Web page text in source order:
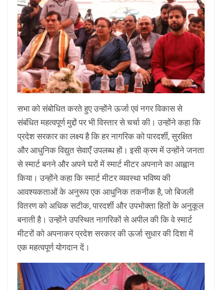
सभा को संबोधित करते हुए उन्होंने ऊर्जा एवं नगर विकास से
संबंधित महत्वपूर्ण मुद्दों पर भी विस्तार से चर्चा की। उन्होंने कहा कि
प्रदेश सरकार का लक्ष्य है कि हर नागरिक को पारदर्शी, सुरक्षित
और आधुनिक विद्युत सेवाएँ उपलब्ध हों। इसी क्रम में उन्होंने जनता
से स्मार्ट बनने और अपने घरों में स्मार्ट मीटर अपनाने का आह्वान
किया। उन्होंने कहा कि स्मार्ट मीटर व्यवस्था भविष्य की
आवश्यकताओं के अनुरूप एक आधुनिक तकनीक है, जो बिजली
वितरण को अधिक सटीक, पारदर्शी और उपभोक्ता हितों के अनुकूल
बनाती है। उन्होंने उपस्थित नागरिकों से अपील की कि वे स्मार्ट
मीटरों को अपनाकर प्रदेश सरकार की ऊर्जा सुधार की दिशा में
एक महत्वपूर्ण योगदान दें।